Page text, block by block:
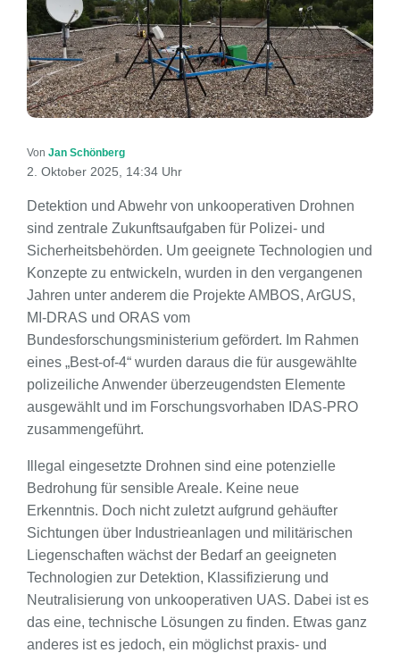
Von Jan Schönberg
2. Oktober 2025, 14:34 Uhr
Detektion und Abwehr von unkooperativen Drohnen
sind zentrale Zukunftsaufgaben für Polizei- und
Sicherheitsbehörden. Um geeignete Technologien und
Konzepte zu entwickeln, wurden in den vergangenen
Jahren unter anderem die Projekte AMBOS, ArGUS,
MI-DRAS und ORAS vom
Bundesforschungsministerium gefördert. Im Rahmen
eines „Best-of-4“ wurden daraus die für ausgewählte
polizeiliche Anwender überzeugendsten Elemente
ausgewählt und im Forschungsvorhaben IDAS-PRO
zusammengeführt.
Illegal eingesetzte Drohnen sind eine potenzielle
Bedrohung für sensible Areale. Keine neue
Erkenntnis. Doch nicht zuletzt aufgrund gehäufter
Sichtungen über Industrieanlagen und militärischen
Liegenschaften wächst der Bedarf an geeigneten
Technologien zur Detektion, Klassifizierung und
Neutralisierung von unkooperativen UAS. Dabei ist es
das eine, technische Lösungen zu finden. Etwas ganz
anderes ist es jedoch, ein möglichst praxis- und